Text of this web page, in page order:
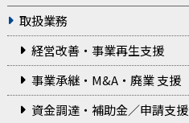
取扱業務
経営改善・事業再生支援
事業承継・M&A・廃業 支援
資金調達・補助金／申請支援